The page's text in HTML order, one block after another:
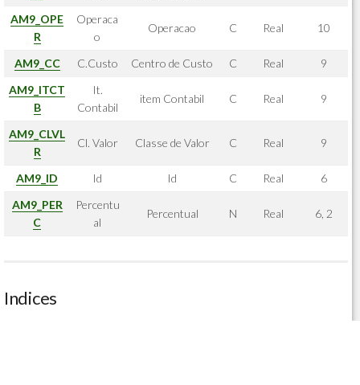
AM9_OPE
R
Operaca
o
Operacao C Real 10
AM9_CC C.Custo Centro de Custo C Real
9
AM9_ITCT
B
It.
Contabil
item Contabil C Real 9
AM9_CLVL
R
Cl. Valor Classe de Valor C Real 9
AM9_ID Id Id C Real
6
AM9_PER
C
Percentu
al
Percentual N Real 6, 2
Indices